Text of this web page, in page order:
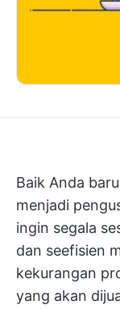
Baik Anda
menjadi
ingin segala
dan seefisien
kekurangan
yang akan